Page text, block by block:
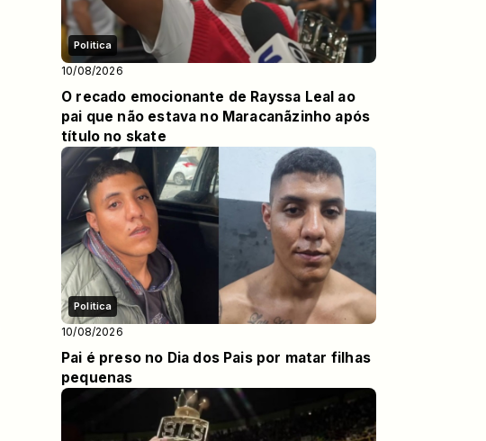
Politica
10/08/2026
O recado emocionante de Rayssa Leal ao
pai que não estava no Maracanãzinho após
título no skate
Politica
10/08/2026
Pai é preso no Dia dos Pais por matar filhas
pequenas